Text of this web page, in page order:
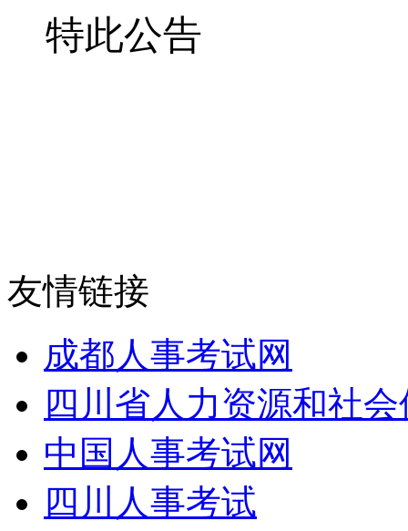
特此公告
友情链接
成都人事考试网
四川省人力资源和社
中国人事考试网
四川人事考试